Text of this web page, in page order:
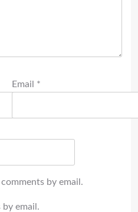
Email *
by email.
email.